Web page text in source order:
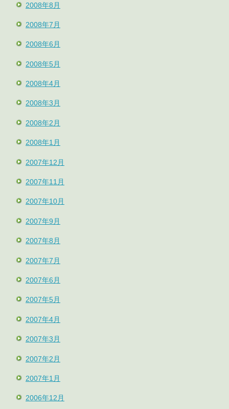
2008年8月
2008年7月
2008年6月
2008年5月
2008年4月
2008年3月
2008年2月
2008年1月
2007年12月
2007年11月
2007年10月
2007年9月
2007年8月
2007年7月
2007年6月
2007年5月
2007年4月
2007年3月
2007年2月
2007年1月
2006年12月